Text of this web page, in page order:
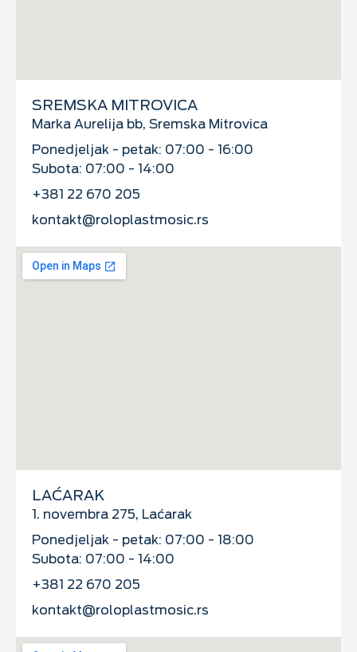
SREMSKA MITROVICA
Marka Aurelija bb, Sremska Mitrovica
Ponedjeljak - petak: 07:00 - 16:00
Subota: 07:00 - 14:00
+381 22 670 205
kontakt@roloplastmosic.rs
LAĆARAK
1. novembra 275, Laćarak
Ponedjeljak - petak: 07:00 - 18:00
Subota: 07:00 - 14:00
+381 22 670 205
kontakt@roloplastmosic.rs